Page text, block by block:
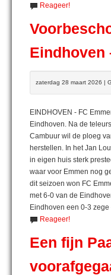
Reageer!
Eindhoven
zaterdag 28 maart 2026 |
EINDHOVEN - FC
Eindhoven. Na de
Cambuur wil de ploeg
herstellen. In het Jan
in eigen huis sterk
waar voor Emmen nog
dit seizoen won FC
met 6-0 van de
Eindhoven een 0-3
Reageer!
Een fijn